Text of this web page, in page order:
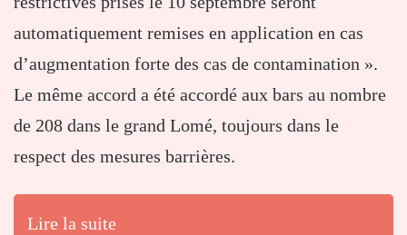
automatiquement remises en application en cas
d’augmentation forte des cas de contamination ».
Le même accord a été accordé aux bars au nombre
de 208 dans le grand Lomé, toujours dans le
respect des mesures barrières.
Lire la suite